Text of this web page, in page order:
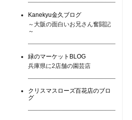
Kanekyu金久ブログ
～大阪の面白いお兄さん奮闘記
～
緑のマーケットBLOG
兵庫県に2店舗の園芸店
クリスマスローズ百花店のブロ
グ